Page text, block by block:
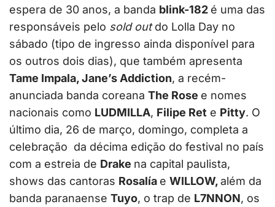
espera de 30 anos, a banda blink-182 é uma das
responsáveis pelo sold outdo Lolla Day no
sábado (tipo de ingresso ainda disponível para
os outros dois dias), que também apresenta
Tame Impala,Jane’s Addiction, a recém-
anunciada banda coreana The Rose e nomes
nacionais como LUDMILLA, Filipe Ret e Pitty. O
último dia, 26 de março, domingo, completa a
celebração da décima edição do festival no país
com a estreia de Drake na capital paulista,
shows das cantoras Rosalía e WILLOW,além da
banda paranaense Tuyo, o trap de L7NNON, os